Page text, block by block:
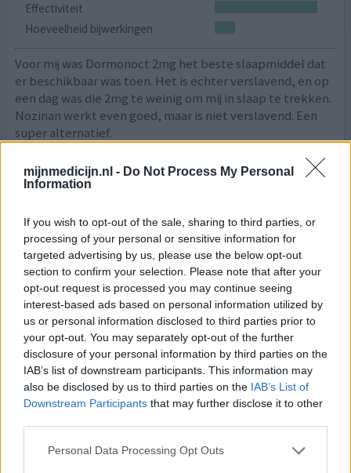
mijnmedicijn.nl - Do Not Process My Personal
Information
If you wish to opt-out of the sale, sharing to third parties, or
processing of your personal or sensitive information for
targeted advertising by us, please use the below opt-out
section to confirm your selection. Please note that after your
opt-out request is processed you may continue seeing
interest-based ads based on personal information utilized by
us or personal information disclosed to third parties prior to
your opt-out. You may separately opt-out of the further
disclosure of your personal information by third parties on the
IAB’s list of downstream participants. This information may
also be disclosed by us to third parties on the IAB’s List of
Downstream Participants that may further disclose it to other
Personal Data Processing Opt Outs
Effectiviteit
Hoeveelheid bijwerkingen
Voor mij was Dormonoct 2mg het beste slaapmiddel dat
er beschikbaar was toen. Het is echter verslavend, en op
een dag was die 2mg te weinig om mij in slaap te trekken.
Nozinan werkt even goed, maar is niet verslavend. Een
super alternatief.
geef mening 0 reacties
Dormonoct
15-04-2017 | Man | 62
loprazolam (1mg)
PDS (prikkelbare darmsyndroom)
Effectiviteit
Hoeveelheid bijwerkingen
Ik gebruik dit middel al 30 jaar om de drie dagen, dus
ongeveer 2x per week vanwege PDS. Zorgt er voor dat
mijn slaapritme niet teveel wordt verstoord door het
uren. Omdat ik het middel om de 3 dagen slik, vindt er